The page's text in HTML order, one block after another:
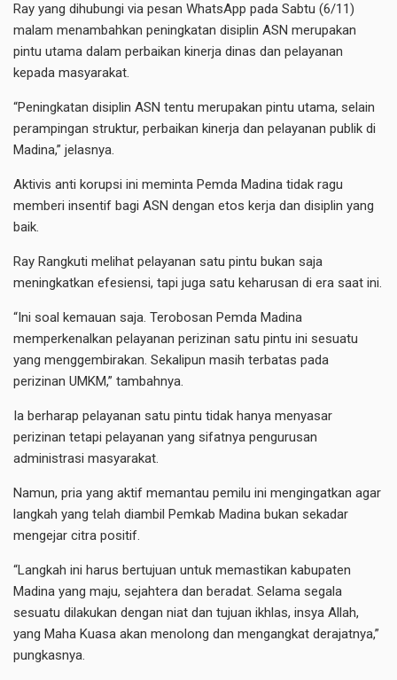
Ray yang dihubungi via pesan WhatsApp pada Sabtu (6/11)
malam menambahkan peningkatan disiplin ASN merupakan
pintu utama dalam perbaikan kinerja dinas dan pelayanan
kepada masyarakat.
“Peningkatan disiplin ASN tentu merupakan pintu utama, selain
perampingan struktur, perbaikan kinerja dan pelayanan publik di
Madina,” jelasnya.
Aktivis anti korupsi ini meminta Pemda Madina tidak ragu
memberi insentif bagi ASN dengan etos kerja dan disiplin yang
baik.
Ray Rangkuti melihat pelayanan satu pintu bukan saja
meningkatkan efesiensi, tapi juga satu keharusan di era saat ini.
“Ini soal kemauan saja. Terobosan Pemda Madina
memperkenalkan pelayanan perizinan satu pintu ini sesuatu
yang menggembirakan. Sekalipun masih terbatas pada
perizinan UMKM,” tambahnya.
Ia berharap pelayanan satu pintu tidak hanya menyasar
perizinan tetapi pelayanan yang sifatnya pengurusan
administrasi masyarakat.
Namun, pria yang aktif memantau pemilu ini mengingatkan agar
langkah yang telah diambil Pemkab Madina bukan sekadar
mengejar citra positif.
“Langkah ini harus bertujuan untuk memastikan kabupaten
Madina yang maju, sejahtera dan beradat. Selama segala
sesuatu dilakukan dengan niat dan tujuan ikhlas, insya Allah,
yang Maha Kuasa akan menolong dan mengangkat derajatnya,”
pungkasnya.